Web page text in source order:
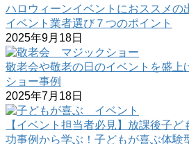
ハロウィーンイベントにおススメの
イベント業者選び７つのポイント
2025年9月18日
敬老会や敬老の日のイベントを盛上
ショー事例
2025年7月18日
【イベント担当者必見】放課後子
功事例から学ぶ！子どもが喜ぶ体験